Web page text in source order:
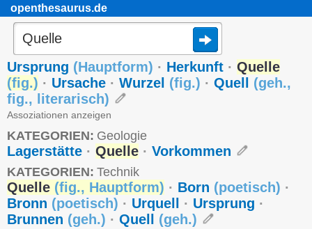
openthesaurus.de
Ursprung (Hauptform) · Herkunft · Quelle
(fig.) · Ursache · Wurzel (fig.) · Quell (geh.,
fig., literarisch)
Assoziationen anzeigen
KATEGORIEN: Geologie
Lagerstätte · Quelle · Vorkommen
KATEGORIEN: Technik
Quelle (fig., Hauptform) · Born (poetisch) ·
Bronn (poetisch) · Urquell · Ursprung ·
Brunnen (geh.) · Quell (geh.)